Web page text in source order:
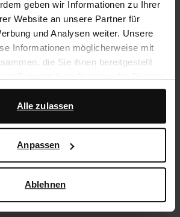
geben wir Informationen zu Ihrer
Website an unsere Partner für
und Analysen weiter. Unsere
Informationen möglicherweise mit
die Sie ihnen bereitgestellt
wir mit Google zu Werbe- und
Ihre personenbezogenen Daten
Sie auf derSeite zur geschäftlichen
Alle zulassen
Anpassen
Ablehnen
Rücksendung
kauften